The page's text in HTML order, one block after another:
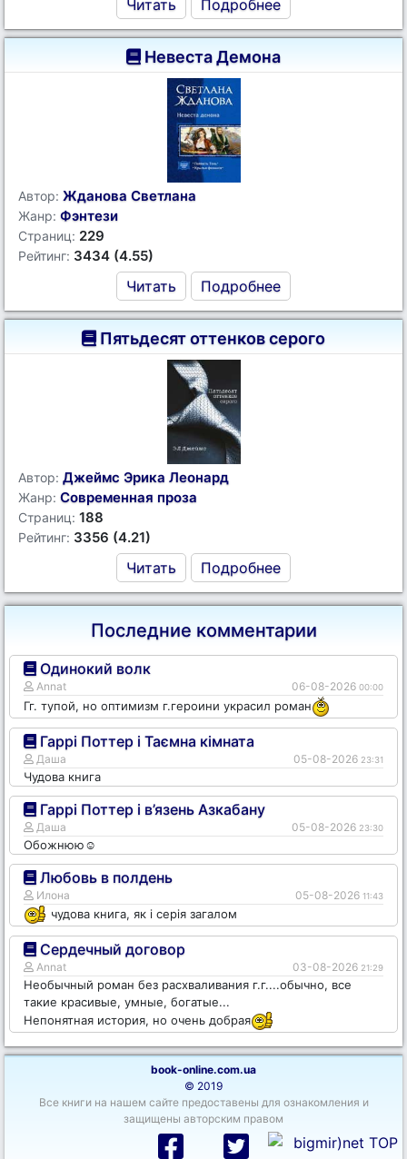
Читать Подробнее
Невеста Демона
Автор: Жданова Светлана
Жанр: Фэнтези
Страниц: 229
Рейтинг: 3434 (4.55)
Читать Подробнее
Пятьдесят оттенков серого
Автор: Джеймс Эрика Леонард
Жанр: Современная проза
Страниц: 188
Рейтинг: 3356 (4.21)
Читать Подробнее
Последние комментарии
Одинокий волк
Annat 06-08-2026 00:00
Гг. тупой, но оптимизм г.героини украсил роман
Гаррі Поттер і Таємна кімната
Даша 05-08-2026 23:31
Чудова книга
Гаррі Поттер і в’язень Азкабану
Даша 05-08-2026 23:30
Обожнюю☺️
Любовь в полдень
Илона 05-08-2026 11:43
чудова книга, як і серія загалом
Сердечный договор
Annat 03-08-2026 21:29
Необычный роман без расхваливания г.г....обычно, все
такие красивые, умные, богатые...
Непонятная история, но очень добрая
book-online.com.ua
© 2019
Все книги на нашем сайте предоставены для ознакомления и
защищены авторским правом